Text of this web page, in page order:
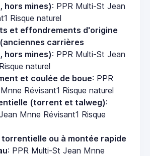
hors mines): PPR Multi-St Jean
Risque naturel
et effondrements d'origine
carrières
hors mines): PPR Multi-St Jean
naturel
et coulée de boue: PPR
Révisant1 Risque naturel
(torrent et talweg):
Mnne Révisant1 Risque
torrentielle ou à montée rapide
: PPR Multi-St Jean Mnne